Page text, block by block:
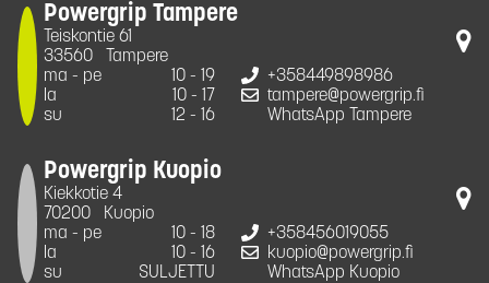
Powergrip Tampere
Teiskontie 61
33560
Tampere
ma - pe
10 - 19
la
10 - 17
su
12 - 16
+358449898986
tampere@powergrip.fi
WhatsApp Tampere
Powergrip Kuopio
Kiekkotie 4
70200
Kuopio
ma - pe
10 - 18
la
10 - 16
su
SULJETTU
+358456019055
kuopio@powergrip.fi
WhatsApp Kuopio